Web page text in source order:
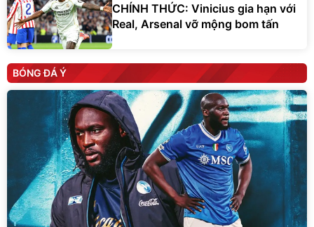
CHÍNH THỨC: Vinicius gia hạn với
Real, Arsenal vỡ mộng bom tấn
BÓNG ĐÁ Ý